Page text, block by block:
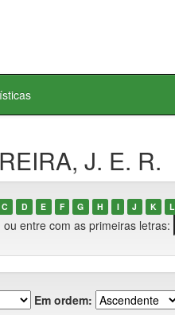
J. E. R.
C D E F G H I J K L
ou entre com as primeiras letras:
Em ordem: